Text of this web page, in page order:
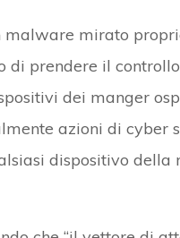
malware mirato
di prendere il
dei manger
azioni di cyber
dispositivo della